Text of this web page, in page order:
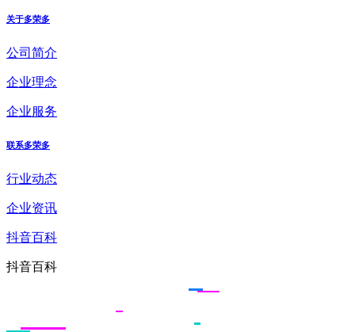
关于多荣多
公司简介
企业理念
企业服务
联系多荣多
行业动态
企业资讯
抖音百科
抖音百科